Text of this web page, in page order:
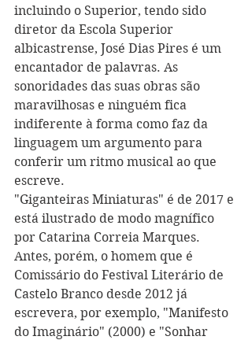
incluindo o Superior, tendo sido
diretor da Escola Superior
albicastrense, José Dias Pires é um
encantador de palavras. As
sonoridades das suas obras são
maravilhosas e ninguém fica
indiferente à forma como faz da
linguagem um argumento para
conferir um ritmo musical ao que
escreve.
"Giganteiras Miniaturas" é de 2017 e
está ilustrado de modo magnífico
por Catarina Correia Marques.
Antes, porém, o homem que é
Comissário do Festival Literário de
Castelo Branco desde 2012 já
escrevera, por exemplo, "Manifesto
do Imaginário" (2000) e "Sonhar